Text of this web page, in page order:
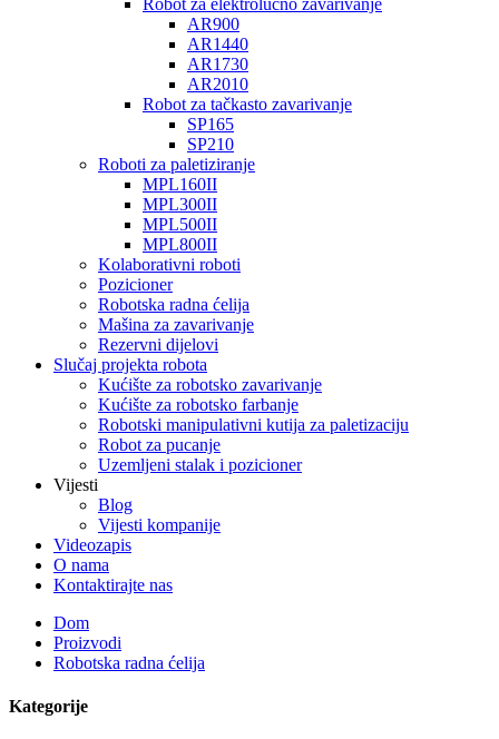
Robot za elektrolučno zavarivanje
AR900
AR1440
AR1730
AR2010
Robot za tačkasto zavarivanje
SP165
SP210
Roboti za paletiziranje
MPL160II
MPL300II
MPL500II
MPL800II
Kolaborativni roboti
Pozicioner
Robotska radna ćelija
Mašina za zavarivanje
Rezervni dijelovi
Slučaj projekta robota
Kućište za robotsko zavarivanje
Kućište za robotsko farbanje
Robotski manipulativni kutija za paletizaciju
Robot za pucanje
Uzemljeni stalak i pozicioner
Vijesti
Blog
Vijesti kompanije
Videozapis
O nama
Kontaktirajte nas
Dom
Proizvodi
Robotska radna ćelija
Kategorije